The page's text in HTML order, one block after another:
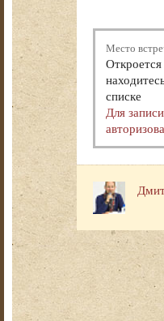
Место
списке
Для